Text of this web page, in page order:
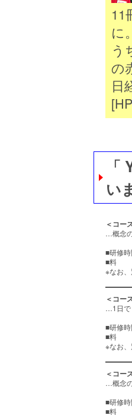
11
に。
う
の
日
い
＜コー
…概念
■研修
■料 金
※なお
＜コー
…1日で
■研修
■料 金
※なお
＜コー
…概念
■研修
■料 金